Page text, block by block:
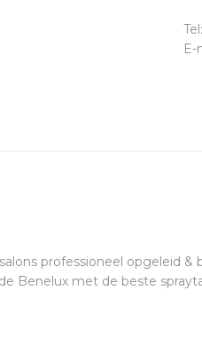
E-
professioneel opgeleid
Benelux met de beste